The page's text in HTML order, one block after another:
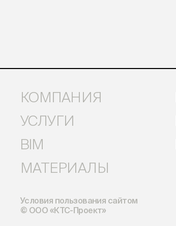
КОМПАНИЯ
УСЛУГИ
BIM
МАТЕРИАЛЫ
Условия пользования сайтом
© ООО «КТС-Проект»